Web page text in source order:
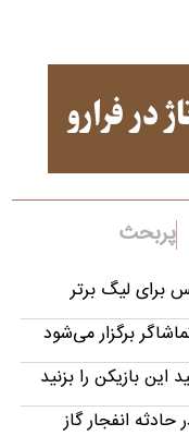
پربحث
برای لیگ برتر
برگزار می‌شود
بازیکن را بزنید
انفجار گاز